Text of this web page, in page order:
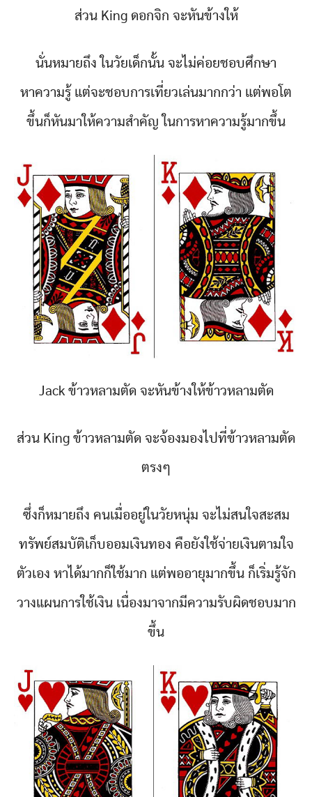
ส่วน King ดอกจิก จะหันข้างให้
นั่นหมายถึง ในวัยเด็กนั้น จะไม่ค่อยชอบศึกษา
หาความรู้ แต่จะชอบการเที่ยวเล่นมากกว่า แต่พอโต
ขึ้นก็หันมาให้ความสำคัญ ในการหาความรู้มากขึ้น
Jack ข้าวหลามตัด จะหันข้างให้ข้าวหลามตัด
ส่วน King ข้าวหลามตัด จะจ้องมองไปที่ข้าวหลามตัด
ตรงๆ
ซึ่งก็หมายถึง คนเมื่ออยู่ในวัยหนุ่ม จะไม่สนใจสะสม
ทรัพย์สมบัติเก็บออมเงินทอง คือยังใช้จ่ายเงินตามใจ
ตัวเอง หาได้มากก็ใช้มาก แต่พออายุมากขึ้น ก็เริ่มรู้จัก
วางแผนการใช้เงิน เนื่องมาจากมีความรับผิดชอบมาก
ขึ้น